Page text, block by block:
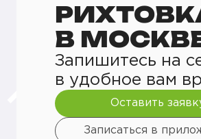
В
Запишитесь на
в удобное вам
Оставить
Записаться в